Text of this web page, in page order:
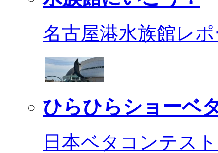
名古屋港水族館レ
ひらひらショーベ
日本ベタコンテス